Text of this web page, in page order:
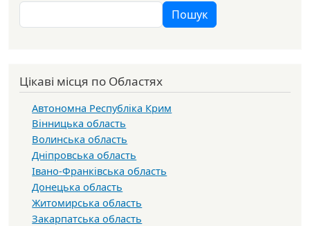
Пошук Пошук
Цікаві місця по Областях
Автономна Республіка Крим
Вінницька область
Волинська область
Дніпровська область
Івано-Франківська область
Донецька область
Житомирська область
Закарпатська область